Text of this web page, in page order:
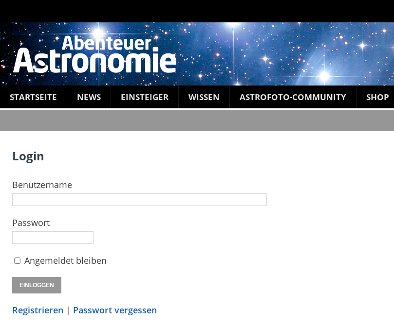
STARTSEITE NEWS EINSTEIGER WISSEN ASTROFOTO-COMMUNITY SHOP
Login
Benutzername
Passwort
Angemeldet bleiben
Registrieren | Passwort vergessen